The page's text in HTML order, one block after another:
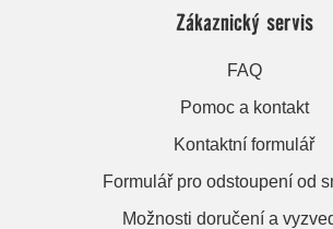
Zákaznický servis
FAQ
Pomoc a kontakt
Kontaktní formulář
Formulář pro odstoupení od
Možnosti doručení a